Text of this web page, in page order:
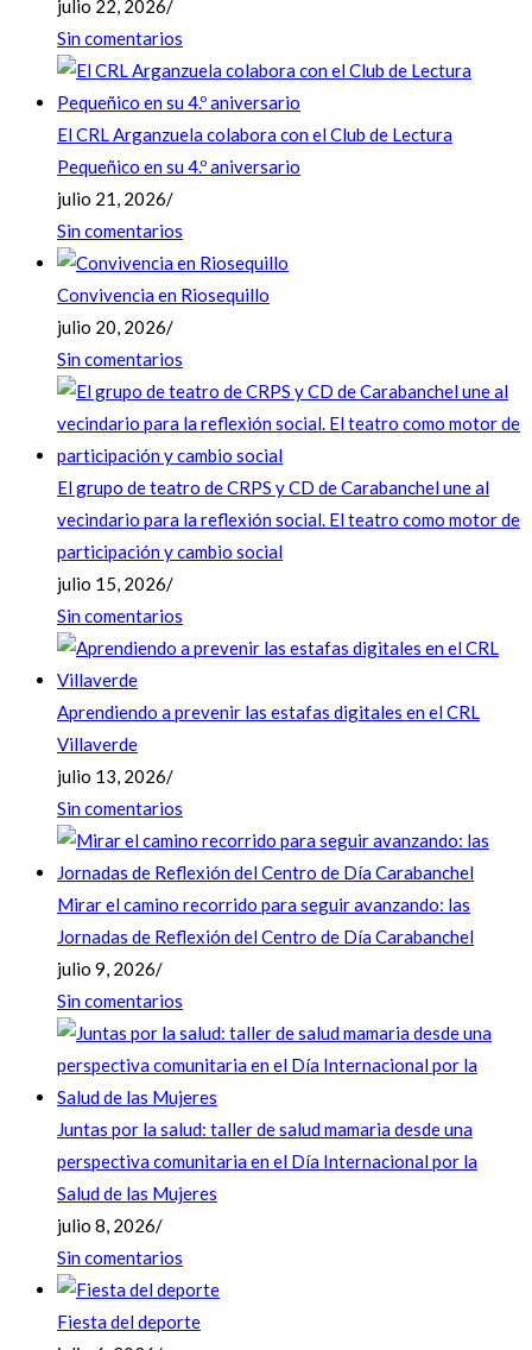
julio 22, 2026/
Sin comentarios
El CRL Arganzuela colabora con el Club de Lectura
Pequeñico en su 4.º aniversario
julio 21, 2026/
Sin comentarios
Convivencia en Riosequillo
julio 20, 2026/
Sin comentarios
El grupo de teatro de CRPS y CD de Carabanchel une al
vecindario para la reflexión social. El teatro como motor de
participación y cambio social
julio 15, 2026/
Sin comentarios
Aprendiendo a prevenir las estafas digitales en el CRL
Villaverde
julio 13, 2026/
Sin comentarios
Mirar el camino recorrido para seguir avanzando: las
Jornadas de Reflexión del Centro de Día Carabanchel
julio 9, 2026/
Sin comentarios
Juntas por la salud: taller de salud mamaria desde una
perspectiva comunitaria en el Día Internacional por la
Salud de las Mujeres
julio 8, 2026/
Sin comentarios
Fiesta del deporte